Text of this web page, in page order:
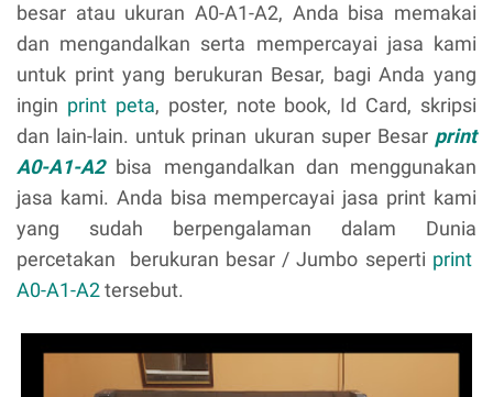
besar atau ukuran A0-A1-A2, Anda bisa memakai
dan mengandalkan serta mempercayai jasa kami
untuk print yang berukuran Besar, bagi Anda yang
ingin print peta, poster, note book, Id Card, skripsi
dan lain-lain. untuk prinan ukuran super Besar print
A0-A1-A2bisa mengandalkan dan menggunakan
jasa kami. Anda bisa mempercayai jasa print kami
yang sudah berpengalaman dalam Dunia
percetakan berukuran besar / Jumbo seperti print
A0-A1-A2tersebut.